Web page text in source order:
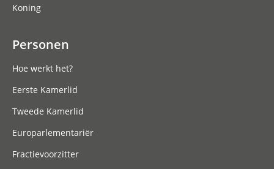
Koning
Personen
Hoe werkt het?
Eerste Kamerlid
Tweede Kamerlid
Europarlementariër
Fractievoorzitter